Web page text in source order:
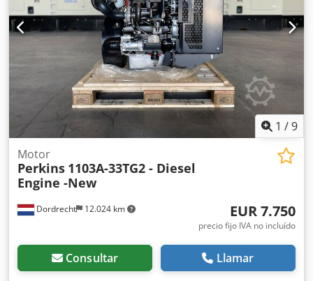
1 /9
Dordrecht 12.024 km
Motor
Perkins 1103A-33TG2 - Diesel
Engine -New
EUR 7.750
precio fijo IVA no incluído
Consultar Llamar